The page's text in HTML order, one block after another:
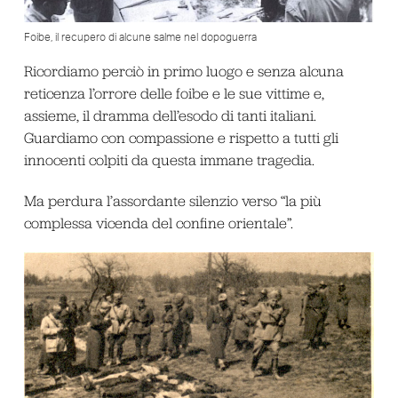
Foibe, il recupero di alcune salme nel dopoguerra
Ricordiamo perciò in primo luogo e senza alcuna
reticenza l’orrore delle foibe e le sue vittime e,
assieme, il dramma dell’esodo di tanti italiani.
Guardiamo con compassione e rispetto a tutti gli
innocenti colpiti da questa immane tragedia.
Ma perdura l’assordante silenzio verso “la più
complessa vicenda del confine orientale”.